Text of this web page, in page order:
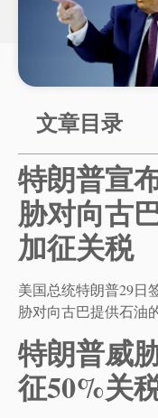
文章目录
特朗普宣
胁对向古
加征关税
美国总统特朗普29日
胁对向古巴提供石油
特朗普威
征50%关